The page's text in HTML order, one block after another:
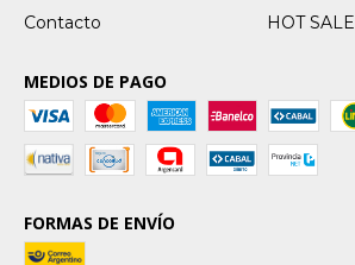
Contacto HOT SALE
MEDIOS DE PAGO
FORMAS DE ENVÍO